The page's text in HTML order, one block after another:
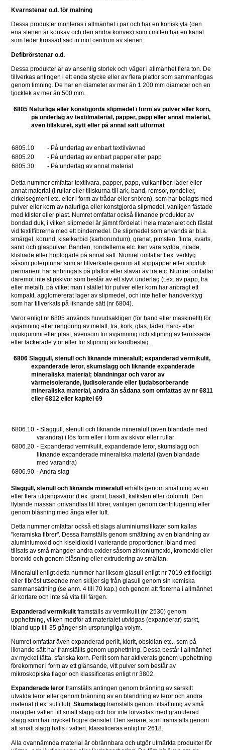
Kvarnstenar o.d. för malning
Dessa produkter monteras i allmänhet i par och har en konisk yta (den
ena stenen är konkav och den andra konvex) som i mitten har en kanal
som leder krossad säd in mot centrum av stenen.
Defibrörstenar o.d.
Dessa produkter är av ansenlig storlek och väger i allmänhet flera ton. De
tillverkas antingen i ett enda stycke eller av flera plattor som sammanfogas
genom limning. De har en diameter av mer än 1 200 mm diameter och en
tjocklek av mer än 500 mm.
6805 Naturliga eller konstgjorda slipmedel i form av pulver eller korn,
på underlag av textilmaterial, papper, papp eller annat material,
även tillskuret, sytt eller på annat sätt utformat
6805.10
- På underlag av enbart textilvävnad
6805.20
- På underlag av enbart papper eller papp
6805.30
- På underlag av annat material
Detta nummer omfattar textilvara, papper, papp, vulkanfiber, läder eller
annat material (i rullar eller tillskurna till ark, band, remsor, rondeller,
cirkelsegment etc. eller i form av trådar eller snören), som har belagts med
pulver eller korn av naturliga eller konstgjorda slipmedel, vanligen fästade
med klister eller plast. Numret omfattar också liknande produkter av
bondad duk, i vilken slipmedel är jämnt fördelat i hela materialet och fästat
vid textilfibrerna med ett bindemedel. De slipmedel som används är bl.a.
smärgel, korund, kiselkarbid (karborundum), granat, pimsten, flinta, kvarts,
sand och glaspulver. Banden, rondellerna etc. kan vara sydda, nitade,
klistrade eller hopfogade på annat sätt. Numret omfattar t.ex. verktyg
såsom polerpinnar som är tillverkade genom att slippapper eller slipduk
permanent har anbringats på plattor eller stavar av trä etc. Numret omfattar
däremot inte slipskivor som består av ett styvt underlag (t.ex. av papp, trä
eller metall), på vilket man i stället för pulver eller korn har anbragt ett
kompakt, agglomererat lager av slipmedel, och inte heller handverktyg
som har tillverkats på liknande sätt (nr 6804).
Varor enligt nr 6805 används huvudsakligen (för hand eller maskinellt) för
avjämning eller rengöring av metall, trä, kork, glas, läder, hård- eller
mjukgummi eller plast, ävensom för avjämning och slipning av fernissade
eller lackerade ytor eller för slipning av kardbeslag.
6806 Slaggull, stenull och liknande mineralull; expanderad vermikulit,
expanderade leror, skumslagg och liknande expanderade
mineraliska material; blandningar och varor av
värmeisolerande, ljudisolerande eller ljudabsorberande
mineraliska material, andra än sådana som omfattas av nr 6811
eller 6812 eller kapitel 69
6806.10 - Slaggull, stenull och liknande mineralull (även blandade med
varandra) i lös form eller i form av skivor eller rullar
6806.20 - Expanderad vermikulit, expanderade leror, skumslagg och
liknande expanderade mineraliska material (även blandade
med varandra)
6806.90 - Andra slag
Slaggull, stenull och liknande mineralull erhålls genom smältning av en
eller flera utgångsvaror (t.ex. granit, basalt, kalksten eller dolomit). Den
flytande massan omvandlas till fibrer, vanligen genom centrifugering eller
genom blåsning med ånga eller luft.
Detta nummer omfattar också ett slags aluminiumsilikater som kallas
"keramiska fibrer". Dessa framställs genom smältning av en blandning av
aluminiumoxid och kiseldioxid i varierande proportioner, ibland med
tillsats av små mängder andra oxider såsom zirkoniumoxid, kromoxid eller
boroxid och genom blåsning eller extrudering av smältan.
Mineralull enligt detta nummer har liksom glasull enligt nr 7019 ett flockigt
eller fibröst utseende men skiljer sig från glasull genom sin kemiska
sammansättning (se anm. 4 till 70 kap.) och genom att fibrerna i allmänhet
är kortare och inte så vita till färgen.
Expanderad vermikulit framställs av vermikulit (nr 2530) genom
upphettning, vilken medför att materialet utvidgas (expanderar) starkt,
ibland upp till 35 gånger sin ursprungliga volym.
Numret omfattar även expanderad perlit, klorit, obsidian etc., som på
liknande sätt har framställts genom upphettning. Dessa består i allmänhet
av mycket lätta, sfäriska korn. Perlit som har aktiverats genom upphettning
förekommer i form av ett glänsande, vitt pulver som består av
mikroskopiska flagor och klassificeras enligt nr 3802.
Expanderade leror framställs antingen genom bränning av särskilt
utvalda leror eller genom bränning av en blandning av leror och andra
material (t.ex. sulfitlut). Skumslagg framställs genom tillsättning av små
mängder vatten till smält slagg och bör inte förväxlas med granulerad
slagg som har mycket högre densitet. Den senare, som framställs genom
att smält slagg hälls i vatten, klassificeras enligt nr 2618.
Alla ovannämnda material är obrännbara och utgör utmärkta produkter för